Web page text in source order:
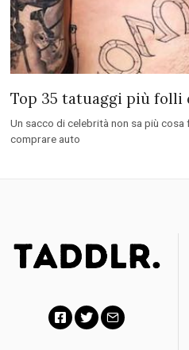
Top 35 tatuaggi più
Un sacco di celebrità non sa più
comprare auto